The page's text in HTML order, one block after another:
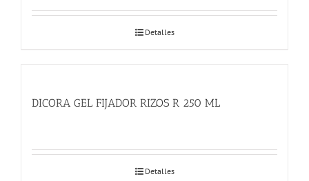
Detalles
DICORA GEL FIJADOR RIZOS R 250 ML
Detalles